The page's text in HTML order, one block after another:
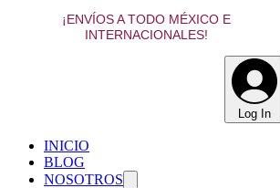
¡ENVÍOS A TODO MÉXICO E
INTERNACIONALES!
Log In
INICIO
BLOG
NOSOTROS